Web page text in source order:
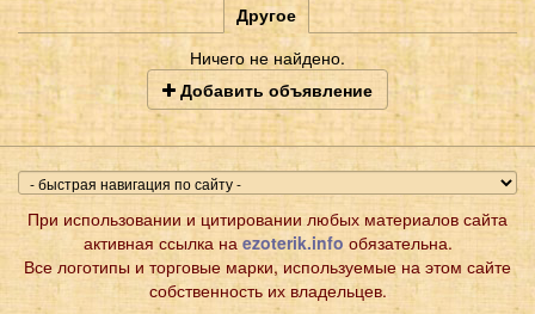
Другое
Ничего не найдено.
Добавить объявление
При использовании и цитировании любых материалов сайта
активная ссылка на ezoterik.info обязательна.
Все логотипы и торговые марки, используемые на этом сайте
собственность их владельцев.